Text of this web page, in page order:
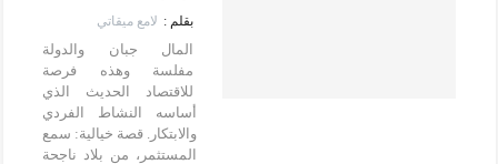
لامع ميقاتي
المال جبان والدولة
مفلسة وهذه فرصة
للاقتصاد الحديث الذي
أساسه النشاط الفردي
والابتكار. قصة خيالية: سمع
المستثمر، من بلاد ناجحة